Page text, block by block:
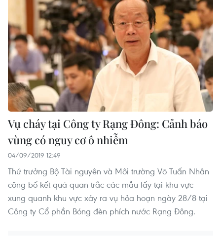
Vụ cháy tại Công ty Rạng Đông: Cảnh báo
vùng có nguy cơ ô nhiễm
04/09/2019 12:49
Thứ trưởng Bộ Tài nguyên và Môi trường Võ Tuấn Nhân
công bố kết quả quan trắc các mẫu lấy tại khu vực
xung quanh khu vực xảy ra vụ hỏa hoạn ngày 28/8 tại
Công ty Cổ phần Bóng đèn phích nước Rạng Đông.